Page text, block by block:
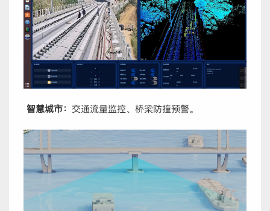
智慧城市： 交通流量监控、桥梁防撞预警。